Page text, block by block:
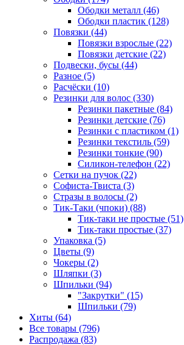
Ободки металл (46)
Ободки пластик (128)
Повязки (44)
Повязки взрослые (22)
Повязки детские (22)
Подвески, бусы (44)
Разное (5)
Расчёски (10)
Резинки для волос (330)
Резинки пакетные (84)
Резинки детские (76)
Резинки с пластиком (1)
Резинки текстиль (59)
Резинки тонкие (90)
Силикон-телефон (22)
Сетки на пучок (22)
Софиста-Твиста (3)
Стразы в волосы (2)
Тик-Таки (чпоки) (88)
Тик-таки не простые (51)
Тик-таки простые (37)
Упаковка (5)
Цветы (9)
Чокеры (2)
Шляпки (3)
Шпильки (94)
"Закрутки" (15)
Шпильки (79)
Хиты (64)
Все товары (796)
Распродажа (83)